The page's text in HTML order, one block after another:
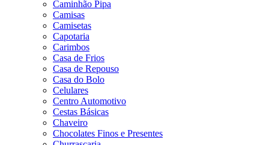
Caminhão Pipa
Camisas
Camisetas
Capotaria
Carimbos
Casa de Frios
Casa de Repouso
Casa do Bolo
Celulares
Centro Automotivo
Cestas Básicas
Chaveiro
Chocolates Finos e Presentes